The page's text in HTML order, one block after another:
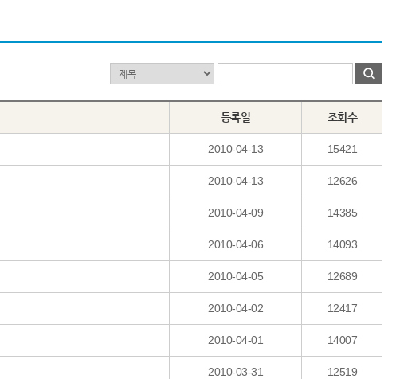
등록일 조회수
2010-04-13 15421
2010-04-13 12626
2010-04-09 14385
2010-04-06 14093
2010-04-05 12689
2010-04-02 12417
2010-04-01 14007
2010-03-31 12519